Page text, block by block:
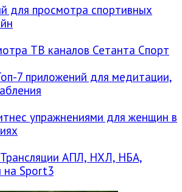
для просмотра спортивных
ТВ каналов Сетанта Спорт
7 приложений для медитации,
упражнениями для женщин в
Трансляции АПЛ, НХЛ, НБА,
на Sport3